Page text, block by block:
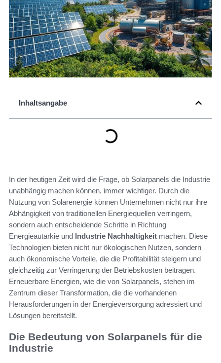
Inhaltsangabe
In der heutigen Zeit wird die Frage, ob Solarpanels die Industrie
unabhängig machen können, immer wichtiger. Durch die
Nutzung von Solarenergie können Unternehmen nicht nur ihre
Abhängigkeit von traditionellen Energiequellen verringern,
sondern auch entscheidende Schritte in Richtung
Energieautarkie und Industrie Nachhaltigkeit machen. Diese
Technologien bieten nicht nur ökologischen Nutzen, sondern
auch ökonomische Vorteile, die die Profitabilität steigern und
gleichzeitig zur Verringerung der Betriebskosten beitragen.
Erneuerbare Energien, wie die von Solarpanels, stehen im
Zentrum dieser Transformation, die die vorhandenen
Herausforderungen in der Energieversorgung adressiert und
Lösungen bereitstellt.
Die Bedeutung von Solarpanels für die
Industrie